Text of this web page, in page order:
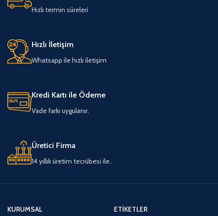
Hızlı termin süreleri
Hızlı İletişim
Whatsapp ile hızlı iletişim
Kredi Kartı ile Ödeme
Vade farkı uygulanır.
Üretici Firma
14 yıllık üretim tecrübesi ile..
KURUMSAL
ETIKETLER